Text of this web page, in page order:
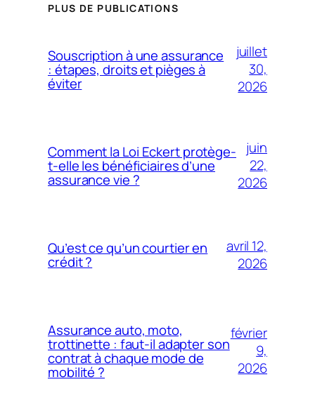
PLUS DE PUBLICATIONS
Souscription à une assurance
: étapes, droits et pièges à
éviter
juillet
30,
2026
Comment la Loi Eckert protège-
t-elle les bénéficiaires d’une
assurance vie ?
juin
22,
2026
Qu’est ce qu’un courtier en
crédit ?
avril 12,
2026
Assurance auto, moto,
trottinette : faut-il adapter son
contrat à chaque mode de
mobilité ?
février
9,
2026